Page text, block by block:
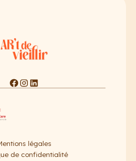
légales
de confidentialité